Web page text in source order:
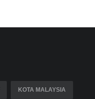
KOTA MALAYSIA